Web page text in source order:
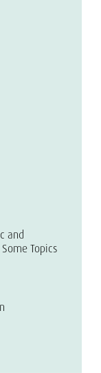
and
Topics